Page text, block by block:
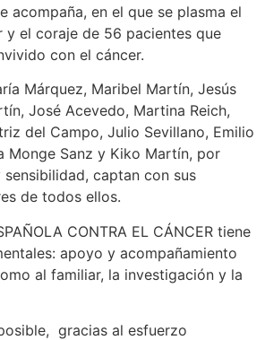
acompaña, en el que se plasma el
y el coraje de 56 pacientes que
con el cáncer.
Márquez, Maribel Martín, Jesús
José Acevedo, Martina Reich,
del Campo, Julio Sevillano, Emilio
Monge Sanz y Kiko Martín, por
captan con sus
de todos ellos.
CONTRA EL CÁNCER tiene
apoyo y acompañamiento
al familiar, la investigación y la
gracias al esfuerzo